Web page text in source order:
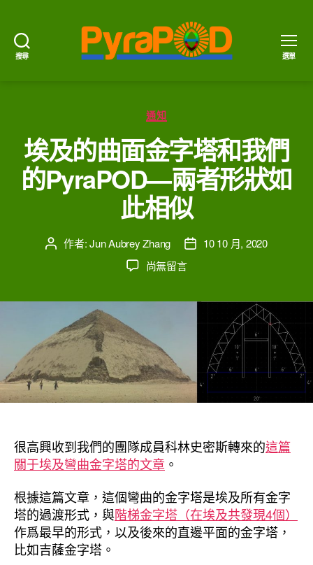
搜尋
莢
太
陽
選單
分
類
通知
埃及的曲面金字塔和我們
的PyraPOD—兩者形狀如
此相似
文 作者:Jun Aubrey Zhang
文
日
10 10 月, 2020
在
面
金
字
塔
和
的
PyraPOD
兩
者
形
狀
尚無留言
很高興收到我們的團隊成員科林史密斯轉來的這篇
關于埃及彎曲金字塔的文章 。
根據這篇文章，這個彎曲的金字塔是埃及所有金字
塔的過渡形式，與階梯金字塔（在埃及共發現4個）
作爲最早的形式，以及後來的直邊平面的金字塔，
比如吉薩金字塔。